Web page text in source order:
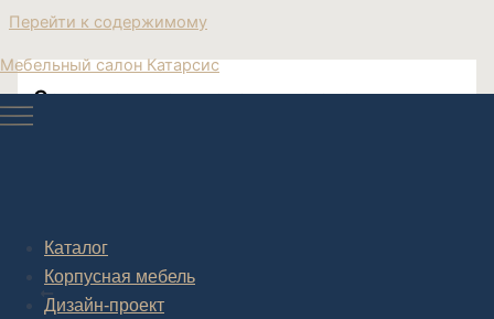
Перейти к содержимому
Мебельный салон Катарсис
Каталог
Корпусная мебель
Дизайн-проект
Современные журнальные столики
Post navigation
НАЗАД